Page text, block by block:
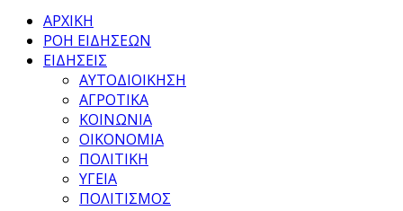
ΑΡΧΙΚΗ
ΡΟΗ ΕΙΔΗΣΕΩΝ
ΕΙΔΗΣΕΙΣ
ΑΥΤΟΔΙΟΙΚΗΣΗ
ΑΓΡΟΤΙΚΑ
ΚΟΙΝΩΝΙΑ
ΟΙΚΟΝΟΜΙΑ
ΠΟΛΙΤΙΚΗ
ΥΓΕΙΑ
ΠΟΛΙΤΙΣΜΟΣ